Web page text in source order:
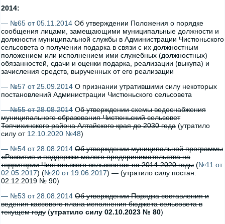
2014:
— №65 от 05.11.2014 Об утверждении Положения о порядке
сообщения лицами, замещающими муниципальные должности и
должности муниципальной службы в Администрации Чистюньского
сельсовета о получении подарка в связи с их должностным
положением или исполнением ими служебных (должностных)
обязанностей, сдачи и оценки подарка, реализации (выкупа) и
зачисления средств, вырученных от его реализации
— №57 от 25.09.2014 О признании утратившими силу некоторых
постановлений Администрации Чистюньского сельсовета
— №55 от 28.08.2014 Об утверждении схемы водоснабжения
муниципального образования Чистюньский сельсовет
Топчихинского района Алтайского края до 2030 года (утратило
силу от 12.10.2020 №48)
— №54 от 28.08.2014 Об утверждении муниципальной программы
«Развития и поддержки малого предпринимательства на
территории Чистюньского сельсовета» на 2014-2020 годы (№11 от
02.05.2017) (№20 от 19.06.2017) — (утратило силу постан.
02.12.2019 № 90)
— №53 от 28.08.2014 Об утверждении Порядка составления и
ведения кассового плана исполнения бюджета сельсовета в
текущем году (утратило силу 02.10.2023 № 80)